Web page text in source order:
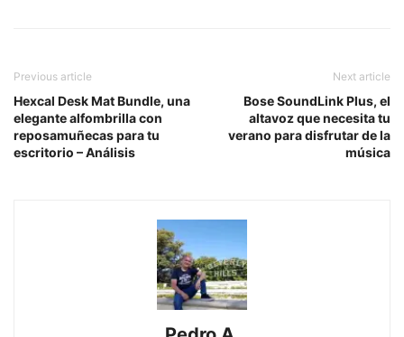
Previous article
Hexcal Desk Mat Bundle, una
elegante alfombrilla con
reposamuñecas para tu
escritorio – Análisis
Next article
Bose SoundLink Plus, el
altavoz que necesita tu
verano para disfrutar de la
música